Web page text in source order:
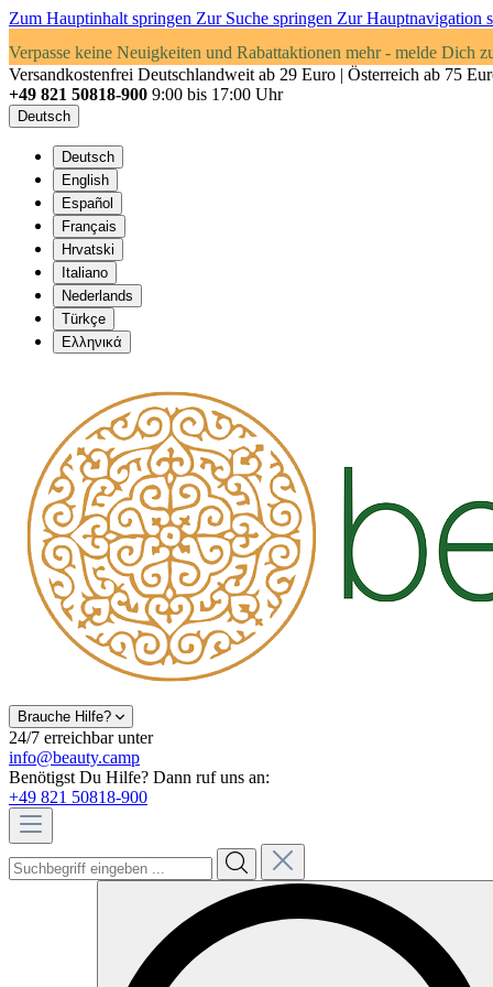
Zum Hauptinhalt springen Zur Suche springen Zur Hauptnavigation
Verpasse keine Neuigkeiten und Rabattaktionen mehr - melde Dich
Versandkostenfrei Deutschlandweit ab 29 Euro | Österreich ab 75
+49 821 50818-900 9:00 bis 17:00 Uhr
Deutsch
Deutsch
English
Español
Français
Hrvatski
Italiano
Nederlands
Türkçe
Ελληνικά
Brauche Hilfe?
24/7 erreichbar unter
info@beauty.camp
Benötigst Du Hilfe? Dann ruf uns an:
+49 821 50818-900